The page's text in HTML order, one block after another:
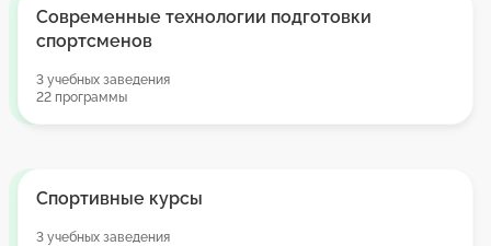
Современные технологии подготовки
спортсменов
3 учебных заведения
22 программы
Спортивные курсы
3 учебных заведения